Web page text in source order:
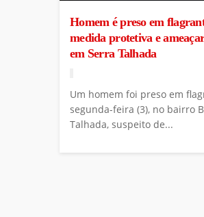
Homem é preso em
medida protetiva e
em Serra Talhada
Um homem foi preso em
segunda-feira (3), no bairro
Talhada, suspeito de...